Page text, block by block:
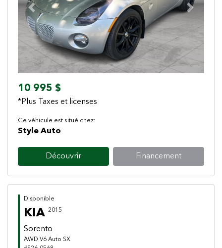
Previous Next
10 995 $
*Plus Taxes et licenses
Ce véhicule est situé chez:
Style Auto
Découvrir Financement
Disponible
KIA 2015
Sorento
AWD V6 Auto SX